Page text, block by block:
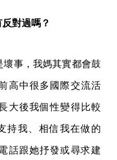
對過嗎？
壞事，我媽其實都會鼓
高中很多國際交流活
大後我個性變得比較
持我、相信我在做的
話跟她抒發或尋求建